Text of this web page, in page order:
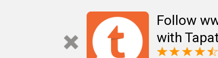
Follow
with